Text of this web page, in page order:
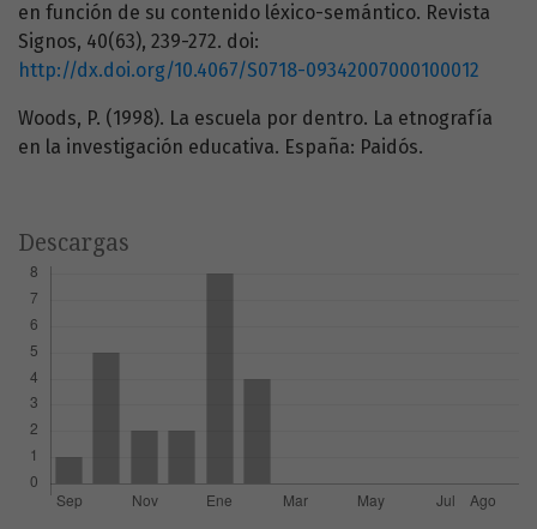
en función de su contenido léxico-semántico. Revista
Signos, 40(63), 239-272. doi:
http://dx.doi.org/10.4067/S0718-09342007000100012
Woods, P. (1998). La escuela por dentro. La etnografía
en la investigación educativa. España: Paidós.
Descargas